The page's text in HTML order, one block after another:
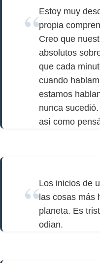
Estoy muy
propia
Creo que
absolutos
que cada
cuando
estamos
nunca
así como
Los inicios de
las cosas más
planeta. Es
odian.